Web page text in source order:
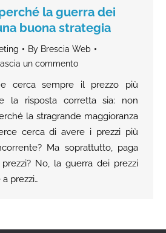
la guerra dei
buona strategia
By Brescia Web
Lascia un commento
cerca sempre il prezzo più
la risposta corretta sia: non
la stragrande maggioranza
cerca di avere i prezzi più
Ma soprattutto, paga
No, la guerra dei prezzi
prezzi…